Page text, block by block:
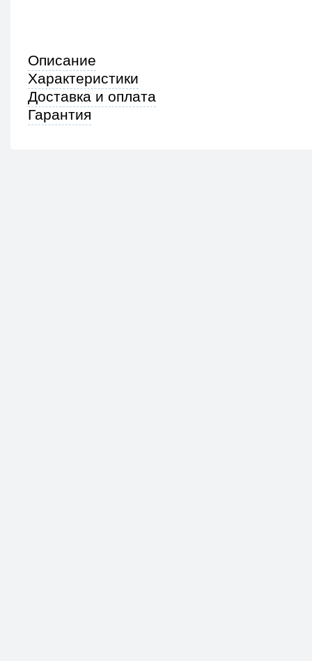
Описание
Характеристики
Доставка и оплата
Гарантия